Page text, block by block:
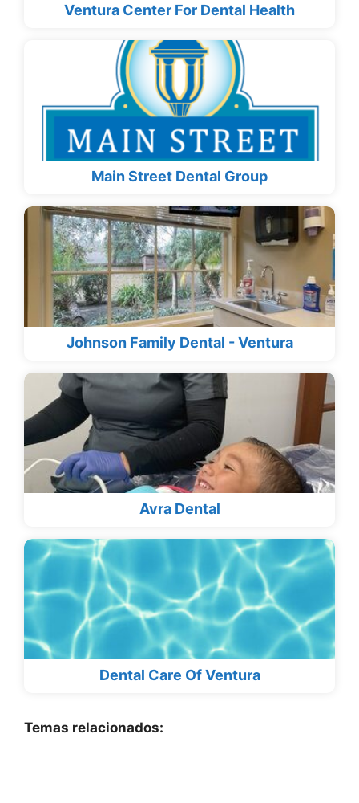
Ventura Center For Dental Health
Main Street Dental Group
Johnson Family Dental - Ventura
Avra Dental
Dental Care Of Ventura
Temas relacionados: